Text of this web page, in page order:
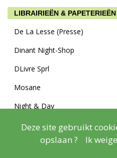
LIBRAIRIEËN & PAPETERIEËN
De La Lesse (Presse)
Dinant Night-Shop
DLivre Sprl
Mosane
Night & Day
Press Shop
Deze site gebruikt
opslaan ?
Ik